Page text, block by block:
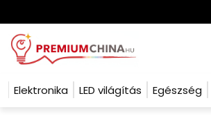
Elektronika LED világítás Egészség